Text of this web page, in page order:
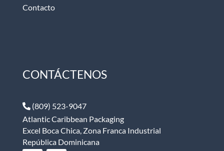
Contacto
CONTÁCTENOS
(809) 523-9047
Atlantic Caribbean Packaging
Excel Boca Chica, Zona Franca Industrial
República Dominicana